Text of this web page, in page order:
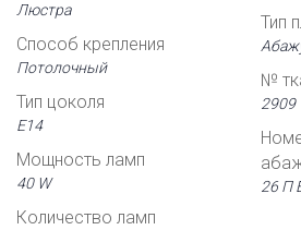
Люстра
Способ крепления
Потолочный
Тип цоколя
Е14
Мощность ламп
40 W
Количество ламп
Тип
№
2909
26 П